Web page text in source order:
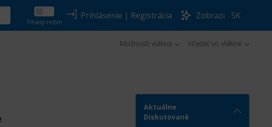
Tmavý režim
Prihlásenie | Registrácia Zobrazi SK
Možnosti vlákna Hľadať vo vlákne
Aktuálne
Diskutované